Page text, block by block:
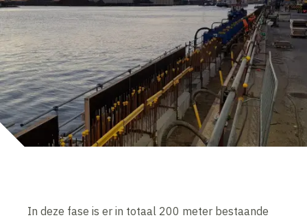
In deze fase is er in totaal 200 meter bestaande